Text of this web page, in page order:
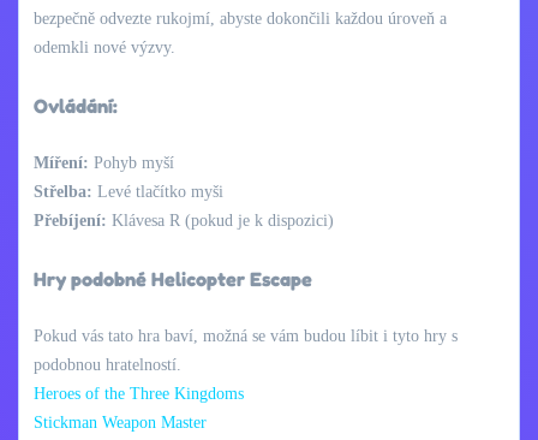
bezpečně odvezte rukojmí, abyste dokončili každou úroveň a
odemkli nové výzvy.
Ovládání:
Míření: Pohyb myší
Střelba: Levé tlačítko myši
Přebíjení: Klávesa R (pokud je k dispozici)
Hry podobné Helicopter Escape
Pokud vás tato hra baví, možná se vám budou líbit i tyto hry s
podobnou hratelností.
Heroes of the Three Kingdoms
Stickman Weapon Master